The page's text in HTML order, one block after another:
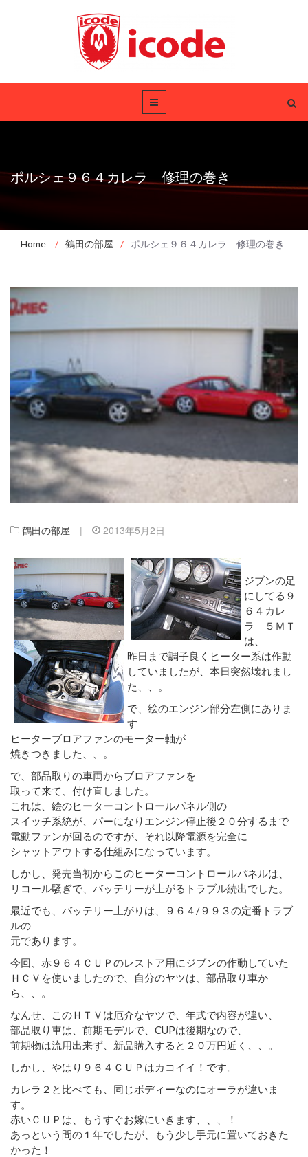
ポルシェ９６４カレラ 修理の巻き
Home / 鶴田の部屋 / ポルシェ９６４カレラ 修理の巻き
鶴田の部屋 | 2013年5月2日
ジブンの足
にしてる９
６４カレ
ラ ５ＭＴ
は、
昨日まで調子良くヒーター系は作動
していましたが、本日突然壊れまし
た、、。
で、絵のエンジン部分左側にありま
す
ヒーターブロアファンのモーター軸が
焼きつきました、、。
で、部品取りの車両からブロアファンを
取って来て、付け直しました。
これは、絵のヒーターコントロールパネル側の
スイッチ系統が、パーになりエンジン停止後２０分するまで
電動ファンが回るのですが、それ以降電源を完全に
シャットアウトする仕組みになっています。
しかし、発売当初からこのヒーターコントロールパネルは、
リコール騒ぎで、バッテリーが上がるトラブル続出でした。
最近でも、バッテリー上がりは、９６４/９９３の定番トラブ
ルの
元であります。
今回、赤９６４ＣＵＰのレストア用にジブンの作動していた
ＨＣＶを使いましたので、自分のヤツは、部品取り車か
ら、、。
なんせ、このＨＴＶは厄介なヤツで、年式で内容が違い、
部品取り車は、前期モデルで、CUPは後期なので、
前期物は流用出来ず、新品購入すると２０万円近く、、。
しかし、やはり９６４ＣＵＰはカコイイ！です。
カレラ２と比べても、同じボディーなのにオーラが違いま
す。
赤いＣＵＰは、もうすぐお嫁にいきます、、、！
あっという間の１年でしたが、もう少し手元に置いておきた
かった！